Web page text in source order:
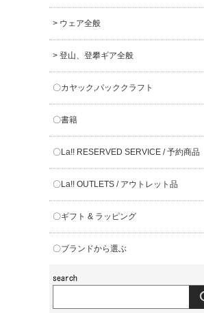
> ウェア全般
> 登山、登攀ギア全般
〇カヤック,パッククラフト
〇書籍
〇La!! RESERVED SERVICE / 予約商品
〇La!! OUTLETS / アウトレット品
〇ギフト & ラッピング
〇ブランドから選ぶ